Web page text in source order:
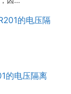
的电压隔
的电压隔离